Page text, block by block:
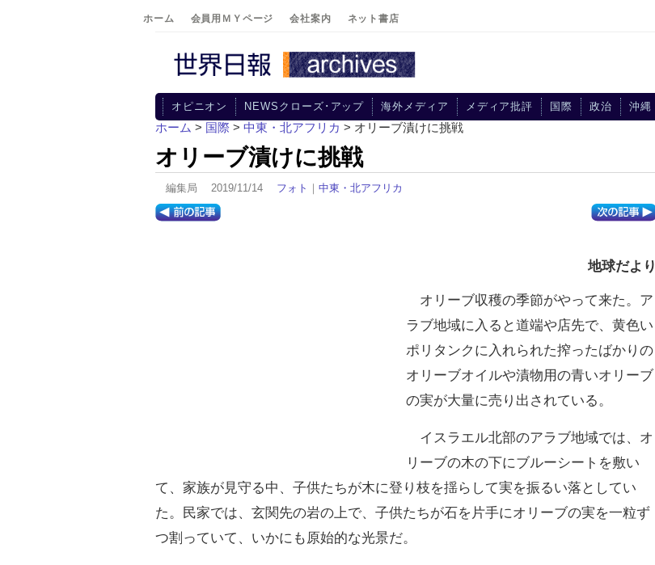
ホーム 会員用ＭＹページ 会社案内 ネット書店
オピニオン NEWSクローズ･アップ 海外メディア メディア批評 国際 政治 沖縄
ホーム > 国際 > 中東・北アフリカ > オリーブ漬けに挑戦
オリーブ漬けに挑戦
編集局 2019/11/14 フォト ｜ 中東・北アフリカ
地球だより
オリーブ収穫の季節がやって来た。ア
ラブ地域に入ると道端や店先で、黄色い
ポリタンクに入れられた搾ったばかりの
オリーブオイルや漬物用の青いオリーブ
の実が大量に売り出されている。
イスラエル北部のアラブ地域では、オ
リーブの木の下にブルーシートを敷い
て、家族が見守る中、子供たちが木に登り枝を揺らして実を振るい落としてい
た。民家では、玄関先の岩の上で、子供たちが石を片手にオリーブの実を一粒ず
つ割っていて、いかにも原始的な光景だ。